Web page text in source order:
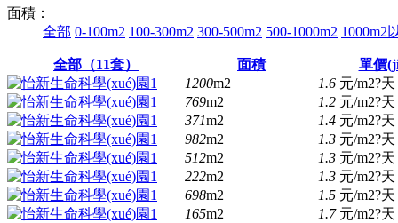
面積：
全部 0-100m2 100-300m2 300-500m2 500-1000m2 1000m2
全部（11套） 面積
單價
1200m2 1.6 元/m2?天
769m2 1.2 元/m2?天
371m2 1.4 元/m2?天
982m2 1.3 元/m2?天
512m2 1.3 元/m2?天
222m2 1.3 元/m2?天
698m2 1.5 元/m2?天
165m2 1.7元/m2?天